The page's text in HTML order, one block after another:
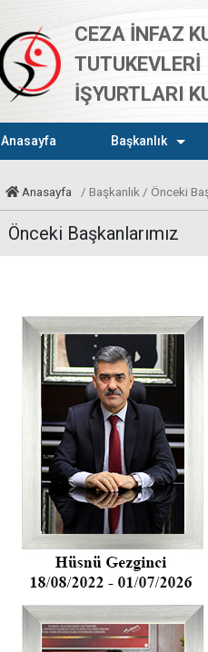
CEZA İNFAZ
TUTUKEVLERİ
İŞYURTLARI
Anasayfa Başkanlık
Anasayfa / Başkanlık / Önceki
Önceki Başkanlarımız